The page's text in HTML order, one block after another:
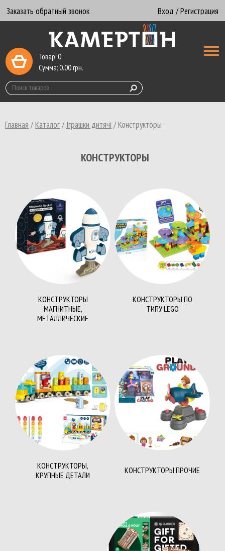
Заказать обратный звонок Вход / Регистрация
Товар:0
Сумма:0.00грн.
Главная /Каталог/Іграшки дитячі /Конструкторы
КОНСТРУКТОРЫ
КОНСТРУКТОРЫ
МАГНИТНЫЕ,
МЕТАЛЛИЧЕСКИЕ
КОНСТРУКТОРЫ ПО
ТИПУ LEGO
КОНСТРУКТОРЫ,
КРУПНЫЕ ДЕТАЛИ
КОНСТРУКТОРЫ ПРОЧИЕ